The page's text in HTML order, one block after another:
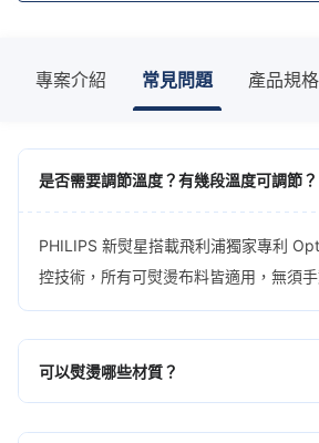
專案介紹 常見問題 產品規格
是否需要調節溫度？有幾段溫度可調節？
PHILIPS 新熨星搭載飛利浦獨家專利
控技術，所有可熨燙布料皆適用，無須手
可以熨燙哪些材質？